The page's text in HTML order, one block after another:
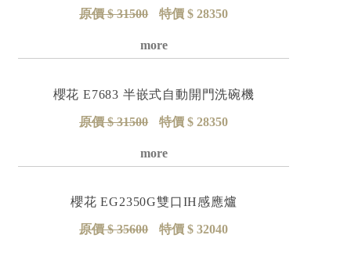
原價 $ 31500 特價 $ 28350
詳細資料
櫻花 E7683 半嵌式自動開門洗碗機
原價 $ 31500 特價 $ 28350
詳細資料
櫻花 EG2350G雙口IH感應爐
原價 $ 35600 特價 $ 32040